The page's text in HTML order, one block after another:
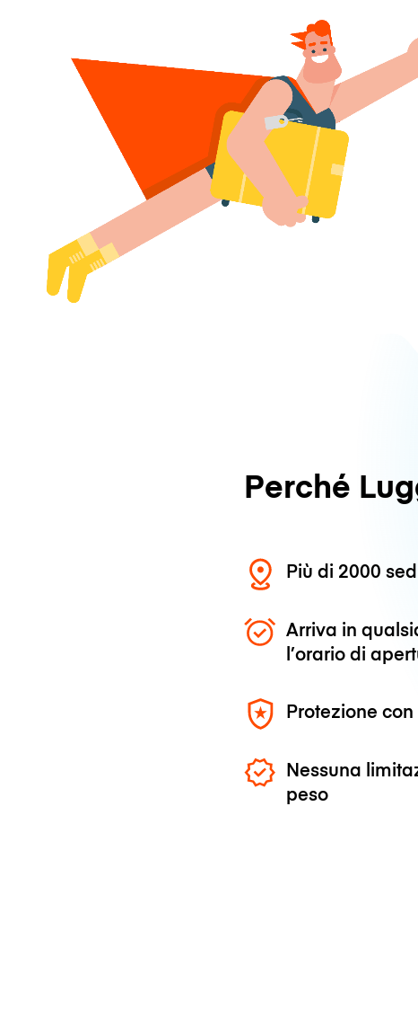
Perché
Più di 2000
Arriva in
l’orario di
Protezione
Nessuna
peso